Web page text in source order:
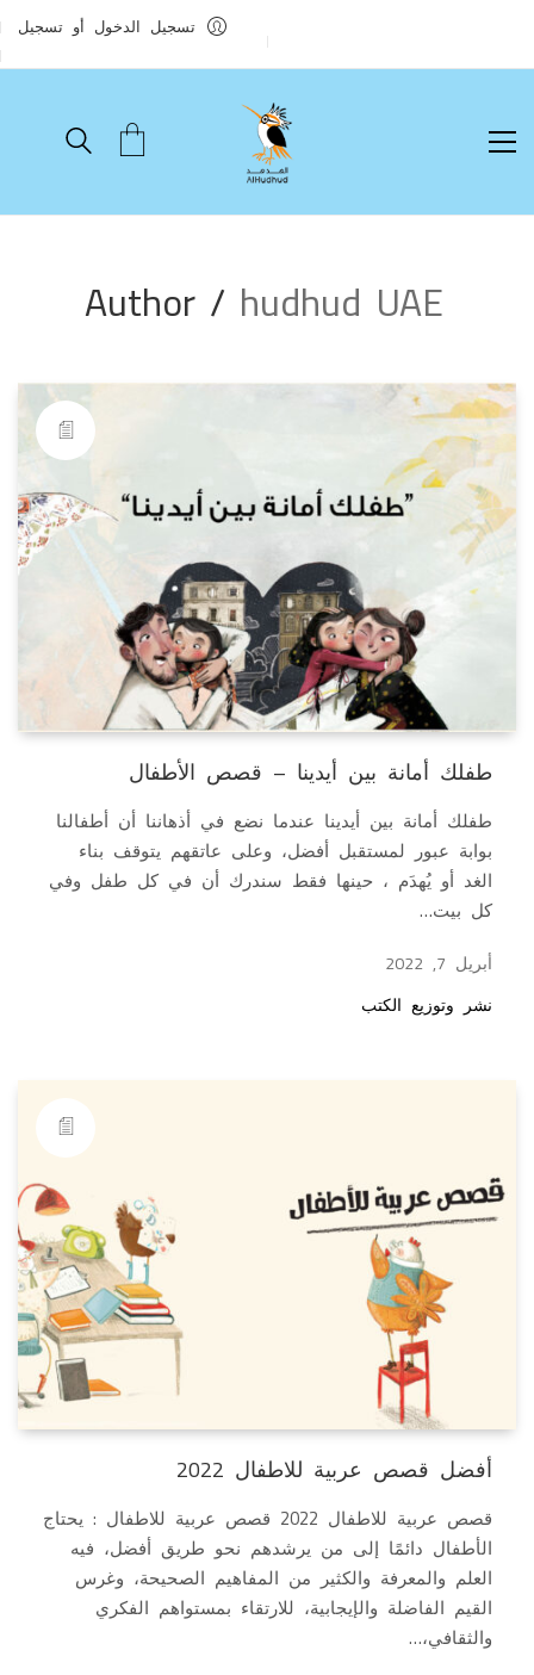
تسجيل الدخول أو تسجيل
Author / hudhud UAE
طفلك أمانة بين أيدينا – قصص الأطفال
طفلك أمانة بين أيدينا عندما نضع في أذهاننا أن أطفالنا
بوابة عبور لمستقبل أفضل، وعلى عاتقهم يتوقف بناء
الغد أو يُهدَم ، حينها فقط سندرك أن في كل طفل وفي
كل بيت…
أبريل 7, 2022
نشر وتوزيع الكتب
أفضل قصص عربية للاطفال 2022
قصص عربية للاطفال 2022 قصص عربية للاطفال : يحتاج
الأطفال دائمًا إلى من يرشدهم نحو طريق أفضل، فيه
العلم والمعرفة والكثير من المفاهيم الصحيحة، وغرس
القيم الفاضلة والإيجابية، للارتقاء بمستواهم الفكري
والثقافي،…